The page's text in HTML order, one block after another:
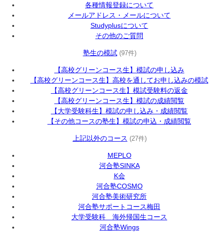
各種情報登録について
メールアドレス・メールについて
Studyplusについて
その他のご質問
塾生の模試 (97件)
【高校グリーンコース生】模試の申し込み
【高校グリーンコース生】高校を通してお申し込みの模試
【高校グリーンコース生】模試受験料の返金
【高校グリーンコース生】模試の成績閲覧
【大学受験科生】模試の申し込み・成績閲覧
【その他コースの塾生】模試の申込・成績閲覧
上記以外のコース (27件)
MEPLO
河合塾SINKA
K会
河合塾COSMO
河合塾美術研究所
河合塾サポートコース梅田
大学受験科 海外帰国生コース
河合塾Wings